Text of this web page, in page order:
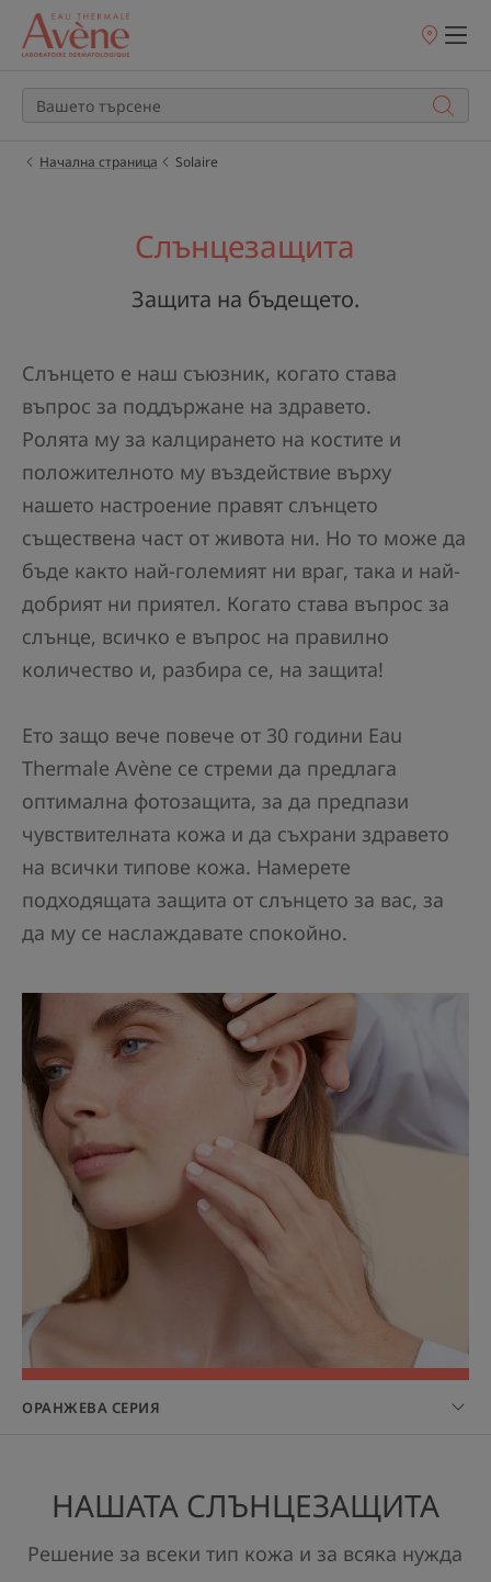
Точки
Начална страница Solaire
Слънцезащита
Защита на бъдещето.
Слънцето е наш съюзник, когато става
въпрос за поддържане на здравето.
Ролята му за калцирането на костите и
положителното му въздействие върху
нашето настроение правят слънцето
съществена част от живота ни. Но то може да
бъде както най-големият ни враг, така и най-
добрият ни приятел. Когато става въпрос за
слънце, всичко е въпрос на правилно
количество и, разбира се, на защита!
Ето защо вече повече от 30 години Eau
Thermale Avène се стреми да предлага
оптимална фотозащита, за да предпази
чувствителната кожа и да съхрани здравето
на всички типове кожа. Намерете
подходящата защита от слънцето за вас, за
да му се наслаждавате спокойно.
ОРАНЖЕВА СЕРИЯ
НАШАТА СЛЪНЦЕЗАЩИТА
Решение за всеки тип кожа и за всяка нужда